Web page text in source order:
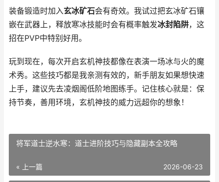
装备锻造时加入玄冰矿石会有奇效。我试过把玄冰矿石镶
嵌在武器上，释放寒冰技能时会有概率触发冰封陷阱，这
招在PVP中特别好用。
玩到现在，每次开启玄机神技都像在表演一场冰与火的魔
术秀。这些技巧都是我亲测有效的，新手朋友如果想快速
上手，建议先去凌烟阁低阶地图练手。记住核心就是：保
持节奏，善用环境，玄机神技的威力远超你的想象！
将军道士逆水寒：道士进阶技巧与隐藏副本全攻略
« 上一篇 2026-06-23